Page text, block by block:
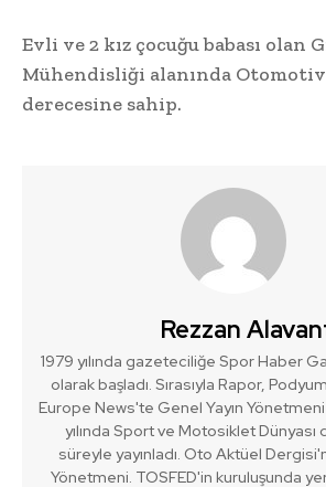
Evli ve 2 kız çocuğu babası olan
Mühendisliği alanında Otomotiv
derecesine sahip.
Rezzan
1979 yılında gazeteciliğe Spor Haber
olarak başladı. Sırasıyla Rapor,
Europe News'te Genel Yayın Yönetmeni
yılında Sport ve Motosiklet Dünyası
süreyle yayınladı. Oto Aktüel
Yönetmeni. TOSFED'in kuruluşunda